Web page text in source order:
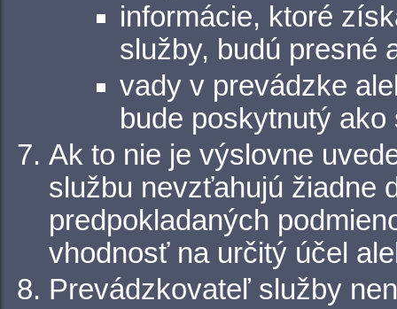
informácie, ktoré
služby, budú presné
vady v prevádzke
bude poskytnutý
Ak to nie je výslovne
službu nevzťahujú žiadne
predpokladaných
vhodnosť na určitý účel
Prevádzkovateľ služby